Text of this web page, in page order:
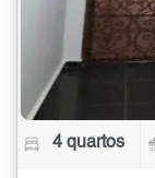
4 quartos